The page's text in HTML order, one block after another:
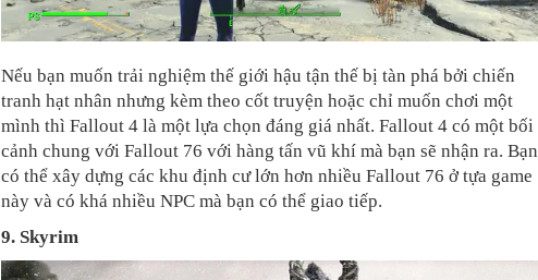
Nếu bạn muốn trải nghiệm thế giới hậu tận thế bị tàn phá bởi chiến
tranh hạt nhân nhưng kèm theo cốt truyện hoặc chỉ muốn chơi một
mình thì Fallout 4 là một lựa chọn đáng giá nhất. Fallout 4 có một bối
cảnh chung với Fallout 76 với hàng tấn vũ khí mà bạn sẽ nhận ra. Bạn
có thể xây dựng các khu định cư lớn hơn nhiều Fallout 76 ở tựa game
này và có khá nhiều NPC mà bạn có thể giao tiếp.
9. Skyrim